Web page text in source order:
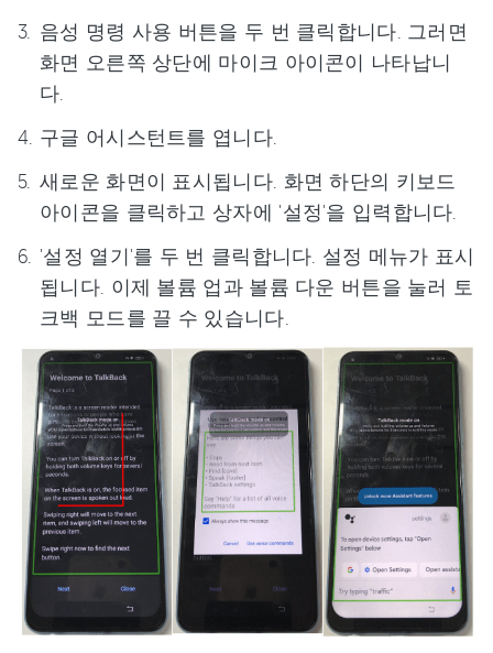
음성 명령 사용 버튼을 두 번 클릭합니다. 그러면
화면 오른쪽 상단에 마이크 아이콘이 나타납니
다.
구글 어시스턴트를 엽니다.
새로운 화면이 표시됩니다. 화면 하단의 키보드
아이콘을 클릭하고 상자에 '설정'을 입력합니다.
'설정 열기'를 두 번 클릭합니다. 설정 메뉴가 표시
됩니다. 이제 볼륨 업과 볼륨 다운 버튼을 눌러 토
크백 모드를 끌 수 있습니다.